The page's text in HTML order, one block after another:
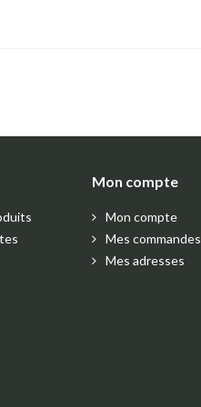
Mon compte
Mon compte
Mes commandes
Mes adresses